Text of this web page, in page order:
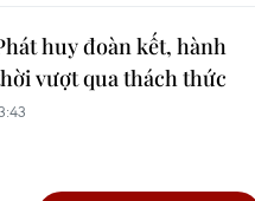
huy đoàn kết, hành
vượt qua thách thức